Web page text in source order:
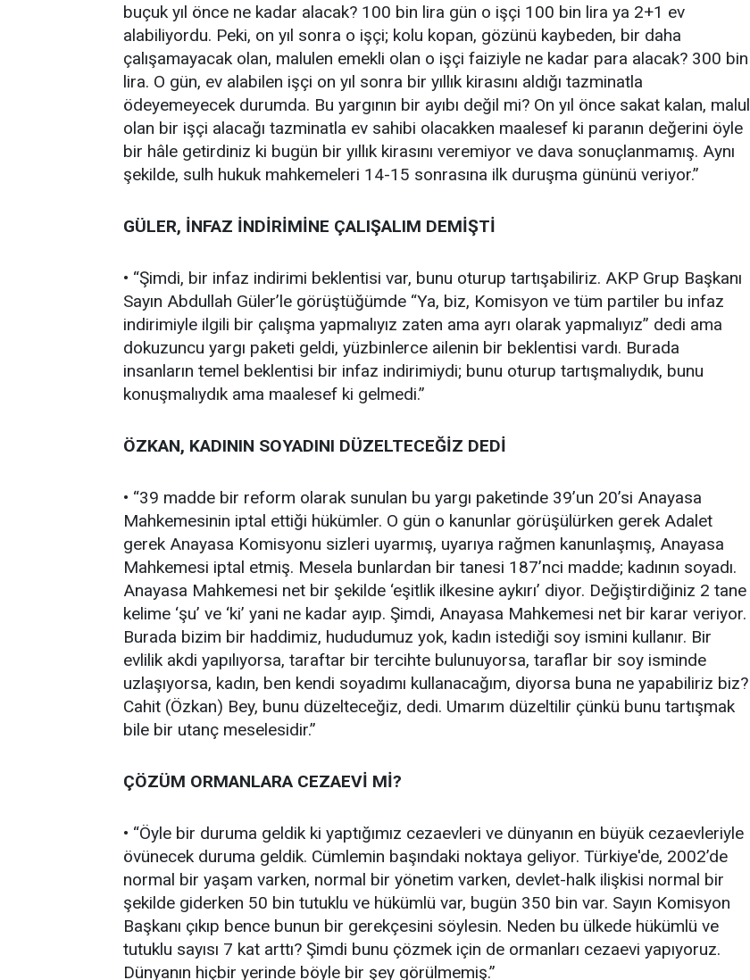
buçuk yıl önce ne kadar alacak? 100 bin lira gün o işçi 100 bin lira ya 2+1 ev
alabiliyordu. Peki, on yıl sonra o işçi; kolu kopan, gözünü kaybeden, bir daha
çalışamayacak olan, malulen emekli olan o işçi faiziyle ne kadar para alacak? 300 bin
lira. O gün, ev alabilen işçi on yıl sonra bir yıllık kirasını aldığı tazminatla
ödeyemeyecek durumda. Bu yargının bir ayıbı değil mi? On yıl önce sakat kalan, malul
olan bir işçi alacağı tazminatla ev sahibi olacakken maalesef ki paranın değerini öyle
bir hâle getirdiniz ki bugün bir yıllık kirasını veremiyor ve dava sonuçlanmamış. Aynı
şekilde, sulh hukuk mahkemeleri 14-15 sonrasına ilk duruşma gününü veriyor.”
GÜLER, İNFAZ İNDİRİMİNE ÇALIŞALIM DEMİŞTİ
• “Şimdi, bir infaz indirimi beklentisi var, bunu oturup tartışabiliriz. AKP Grup Başkanı
Sayın Abdullah Güler’le görüştüğümde “Ya, biz, Komisyon ve tüm partiler bu infaz
indirimiyle ilgili bir çalışma yapmalıyız zaten ama ayrı olarak yapmalıyız” dedi ama
dokuzuncu yargı paketi geldi, yüzbinlerce ailenin bir beklentisi vardı. Burada
insanların temel beklentisi bir infaz indirimiydi; bunu oturup tartışmalıydık, bunu
konuşmalıydık ama maalesef ki gelmedi.”
ÖZKAN, KADININ SOYADINI DÜZELTECEĞİZ DEDİ
• “39 madde bir reform olarak sunulan bu yargı paketinde 39’un 20’si Anayasa
Mahkemesinin iptal ettiği hükümler. O gün o kanunlar görüşülürken gerek Adalet
gerek Anayasa Komisyonu sizleri uyarmış, uyarıya rağmen kanunlaşmış, Anayasa
Mahkemesi iptal etmiş. Mesela bunlardan bir tanesi 187’nci madde; kadının soyadı.
Anayasa Mahkemesi net bir şekilde ‘eşitlik ilkesine aykırı’ diyor. Değiştirdiğiniz 2 tane
kelime ‘şu’ ve ‘ki’ yani ne kadar ayıp. Şimdi, Anayasa Mahkemesi net bir karar veriyor.
Burada bizim bir haddimiz, hududumuz yok, kadın istediği soy ismini kullanır. Bir
evlilik akdi yapılıyorsa, taraftar bir tercihte bulunuyorsa, taraflar bir soy isminde
uzlaşıyorsa, kadın, ben kendi soyadımı kullanacağım, diyorsa buna ne yapabiliriz biz?
Cahit (Özkan) Bey, bunu düzelteceğiz, dedi. Umarım düzeltilir çünkü bunu tartışmak
bile bir utanç meselesidir.”
ÇÖZÜM ORMANLARA CEZAEVİ Mİ?
• “Öyle bir duruma geldik ki yaptığımız cezaevleri ve dünyanın en büyük cezaevleriyle
övünecek duruma geldik. Cümlemin başındaki noktaya geliyor. Türkiye'de, 2002’de
normal bir yaşam varken, normal bir yönetim varken, devlet-halk ilişkisi normal bir
şekilde giderken 50 bin tutuklu ve hükümlü var, bugün 350 bin var. Sayın Komisyon
Başkanı çıkıp bence bunun bir gerekçesini söylesin. Neden bu ülkede hükümlü ve
tutuklu sayısı 7 kat arttı? Şimdi bunu çözmek için de ormanları cezaevi yapıyoruz.
Dünyanın hiçbir yerinde böyle bir şey görülmemiş.”